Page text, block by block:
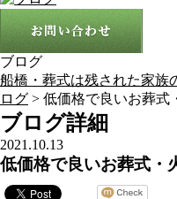
ブログ
船橋・葬式は残された家族
ログ > 低価格で良いお葬式
ブログ詳細
2021.10.13
低価格で良いお葬式・